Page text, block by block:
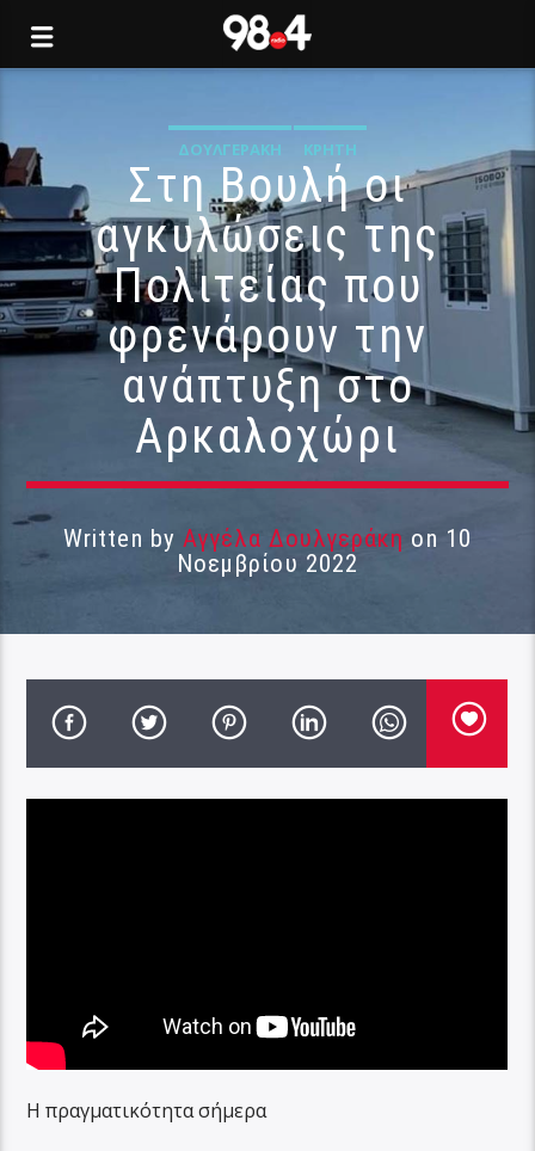
ΔΟΥΛΓΕΡΆΚΗ ΚΡΉΤΗ
Στη Βουλή οι
αγκυλώσεις της
Πολιτείας που
φρενάρουν την
ανάπτυξη στο
Αρκαλοχώρι
Written by Αγγέλα Δουλγεράκη on 10
Νοεμβρίου 2022
Η πραγματικότητα σήμερα